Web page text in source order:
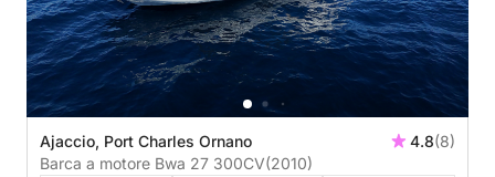
Ajaccio, Port Charles Ornano 4.8(8)
Barca a motore Bwa 27 300CV(2010)